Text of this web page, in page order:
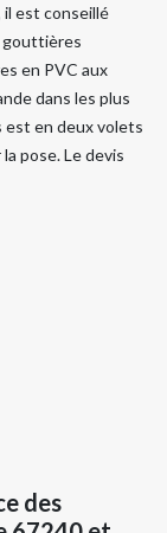
il est conseillé
gouttières
en PVC aux
dans les plus
est en deux volets
pose. Le devis
des